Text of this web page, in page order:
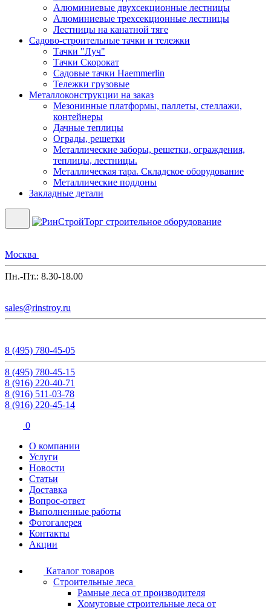
Алюминиевые двухсекционные лестницы
Алюминиевые трехсекционные лестницы
Лестницы на канатной тяге
Садово-строительные тачки и тележки
Тачки "Луч"
Тачки Скорокат
Садовые тачки Haemmerlin
Тележки грузовые
Металлоконструкции на заказ
Мезонинные платформы, паллеты, стеллажи,
контейнеры
Дачные теплицы
Ограды, решетки
Металлические заборы, решетки, ограждения,
теплицы, лестницы.
Металлическая тара. Складское оборудование
Металлические поддоны
Закладные детали
Москва
Пн.-Пт.: 8.30-18.00
sales@rinstroy.ru
8 (495) 780-45-05
8 (495) 780-45-15
8 (916) 220-40-71
8 (916) 511-03-78
8 (916) 220-45-14
0
О компании
Услуги
Новости
Статьи
Доставка
Вопрос-ответ
Выполненные работы
Фотогалерея
Контакты
Акции
Каталог товаров
Строительные леса
Рамные леса от производителя
Хомутовые строительные леса от